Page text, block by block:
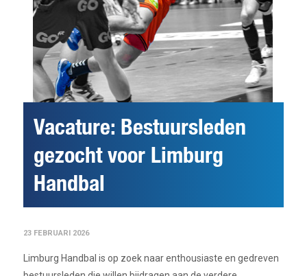
Vacature: Bestuursleden
gezocht voor Limburg
Handbal
23 FEBRUARI 2026
Limburg Handbal is op zoek naar enthousiaste en gedreven